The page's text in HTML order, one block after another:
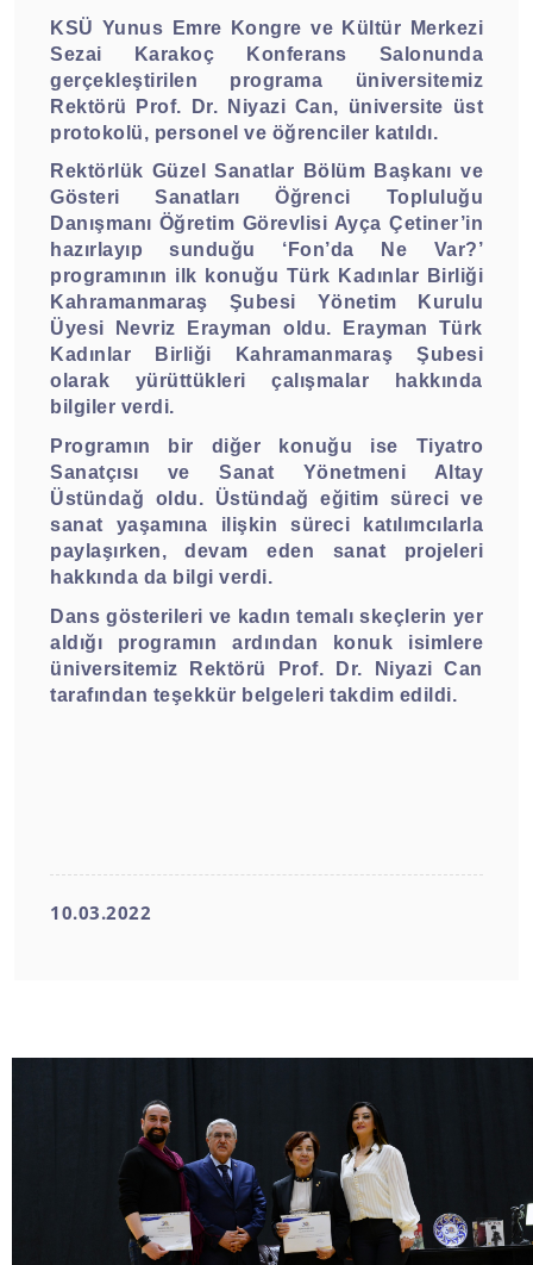
KSÜ Yunus Emre Kongre ve Kültür Merkezi
Sezai Karakoç Konferans Salonunda
gerçekleştirilen programa üniversitemiz
Rektörü Prof. Dr. Niyazi Can, üniversite üst
protokolü, personel ve öğrenciler katıldı.
Rektörlük Güzel Sanatlar Bölüm Başkanı ve
Gösteri Sanatları Öğrenci Topluluğu
Danışmanı Öğretim Görevlisi Ayça Çetiner’in
hazırlayıp sunduğu ‘Fon’da Ne Var?’
programının ilk konuğu Türk Kadınlar Birliği
Kahramanmaraş Şubesi Yönetim Kurulu
Üyesi Nevriz Erayman oldu. Erayman Türk
Kadınlar Birliği Kahramanmaraş Şubesi
olarak yürüttükleri çalışmalar hakkında
bilgiler verdi.
Programın bir diğer konuğu ise Tiyatro
Sanatçısı ve Sanat Yönetmeni Altay
Üstündağ oldu. Üstündağ eğitim süreci ve
sanat yaşamına ilişkin süreci katılımcılarla
paylaşırken, devam eden sanat projeleri
hakkında da bilgi verdi.
Dans gösterileri ve kadın temalı skeçlerin yer
aldığı programın ardından konuk isimlere
üniversitemiz Rektörü Prof. Dr. Niyazi Can
tarafından teşekkür belgeleri takdim edildi.
10.03.2022